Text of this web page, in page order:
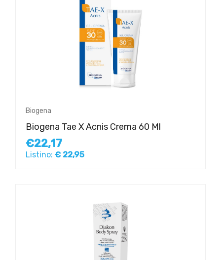
Biogena
Biogena Tae X Acnis Crema 60 Ml
€22,17
Listino: € 22,95